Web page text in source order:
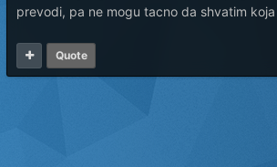
prevodi, pa ne mogu tacno da shvatim
Quote